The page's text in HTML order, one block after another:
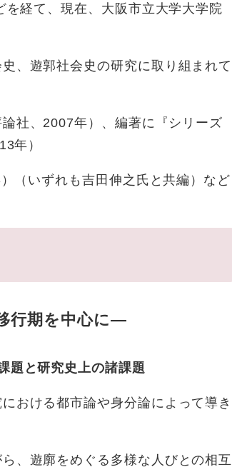
経て、現在、大阪市立大学大学院
、遊郭社会史の研究に取り組まれて
社、2007年）、編著に『シリーズ
年）
（いずれも吉田伸之氏と共編）など
行期を中心に―
と研究史上の諸課題
おける都市論や身分論によって導き
、遊廓をめぐる多様な人びとの相互